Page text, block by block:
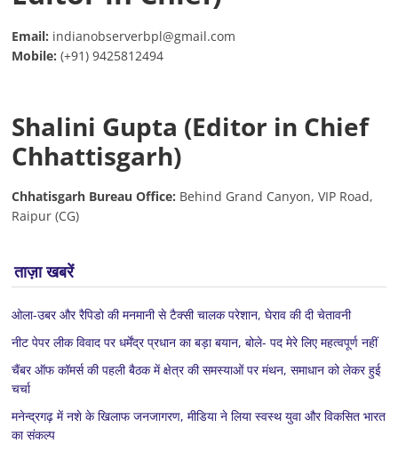
Email: indianobserverbpl@gmail.com
Mobile: (+91) 9425812494
Shalini Gupta (Editor in Chief
Chhattisgarh)
Chhatisgarh Bureau Office: Behind Grand Canyon, VIP Road,
Raipur (CG)
ताज़ा खबरें
ओला-उबर और रैपिडो की मनमानी से टैक्सी चालक परेशान, घेराव की दी चेतावनी
नीट पेपर लीक विवाद पर धर्मेंद्र प्रधान का बड़ा बयान, बोले- पद मेरे लिए महत्वपूर्ण नहीं
चैंबर ऑफ कॉमर्स की पहली बैठक में क्षेत्र की समस्याओं पर मंथन, समाधान को लेकर हुई
चर्चा
मनेन्द्रगढ़ में नशे के खिलाफ जनजागरण, मीडिया ने लिया स्वस्थ युवा और विकसित भारत
का संकल्प